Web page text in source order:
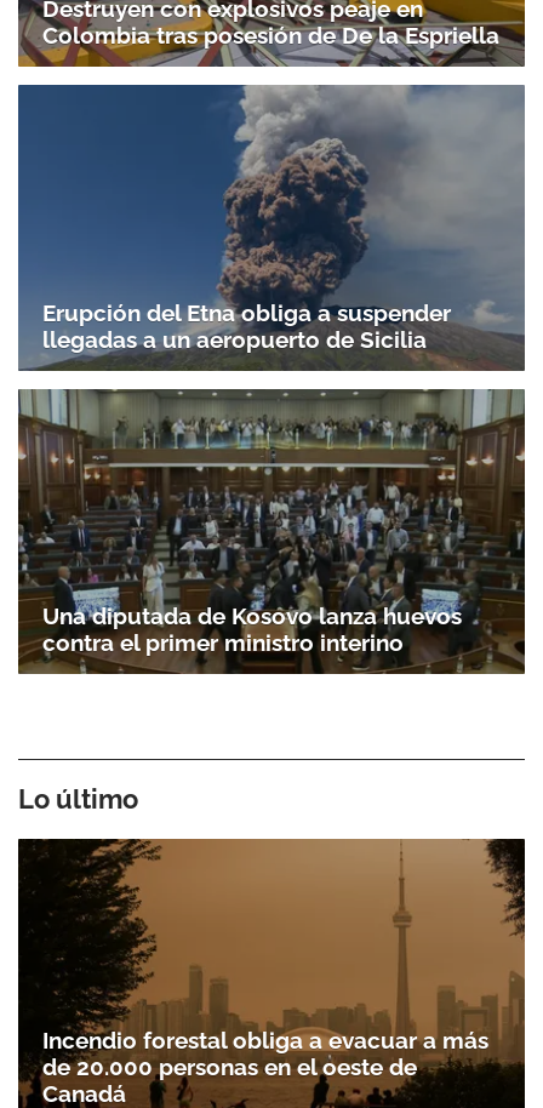
Destruyen con explosivos peaje en
Colombia tras posesión de De la Espriella
Erupción del Etna obliga a suspender
llegadas a un aeropuerto de Sicilia
Una diputada de Kosovo lanza huevos
contra el primer ministro interino
Lo último
Incendio forestal obliga a evacuar a más
de 20.000 personas en el oeste de
Canadá